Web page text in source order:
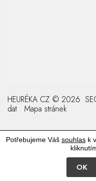
HEURÉKA CZ © 2026
dat
Mapa stránek
Potřebujeme Váš souhlask
OK